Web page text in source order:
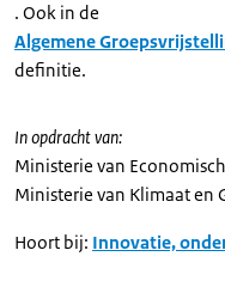
. Ook in de
Algemene
definitie.
In opdracht van:
Ministerie van
Ministerie van Klimaat en
Hoort bij: Innovatie,